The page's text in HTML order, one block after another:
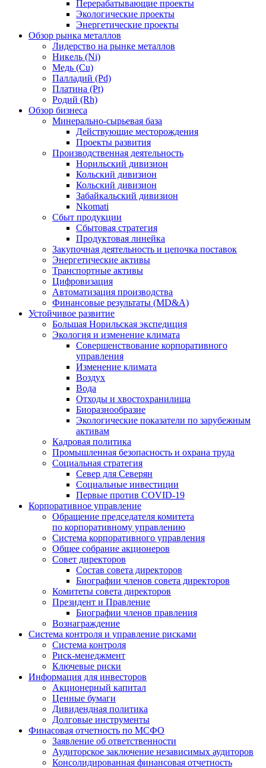
Перерабатывающие проекты
Экологические проекты
Энергетические проекты
Обзор рынка металлов
Лидерство на рынке металлов
Никель (Ni)
Медь (Cu)
Палладий (Pd)
Платина (Pt)
Родий (Rh)
Обзор бизнеса
Минерально-сырьевая база
Действующие месторождения
Проекты развития
Производственная деятельность
Норильский дивизион
Кольский дивизион
Кольский дивизион
Забайкальский дивизион
Nkomati
Сбыт продукции
Сбытовая стратегия
Продуктовая линейка
Закупочная деятельность и цепочка поставок
Энергетические активы
Транспортные активы
Цифровизация
Автоматизация производства
Финансовые результаты (MD&A)
Устойчивое развитие
Большая Норильская экспедиция
Экология и изменение климата
Совершенствование корпоративного
управления
Изменение климата
Воздух
Вода
Отходы и хвостохранилища
Биоразнообразие
Экологические показатели по зарубежным
активам
Кадровая политика
Промышленная безопасность и охрана труда
Социальная стратегия
Север для Северян
Социальные инвестиции
Первые против COVID‑19
Корпоративное управление
Обращение председателя комитета
по корпоративному управлению
Система корпоративного управления
Общее собрание акционеров
Совет директоров
Состав совета директоров
Биографии членов совета директоров
Комитеты совета директоров
Президент и Правление
Биографии членов правления
Вознаграждение
Система контроля и управление рисками
Система контроля
Риск-менеджмент
Ключевые риски
Информация для инвесторов
Акционерный капитал
Ценные бумаги
Дивидендная политика
Долговые инструменты
Финасовая отчетность по МСФО
Заявление об ответственности
Аудиторское заключение независимых аудиторов
Консолидированная финансовая отчетность